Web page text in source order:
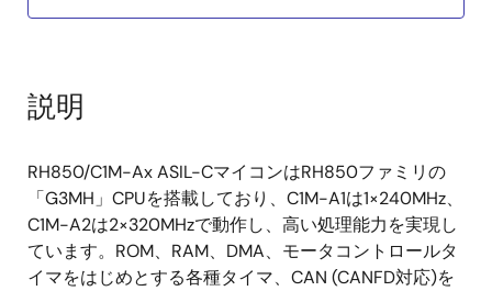
モータ制御:
モータコントロールタイマ (TSG3) 2 or 3ユニッ
ト
R/D コンバータ(RDC3A) 1 or 2ユニット
説明
RH850/C1M-Ax ASIL-CマイコンはRH850ファミリの
「G3MH」CPUを搭載しており、C1M-A1は1×240MHz、
C1M-A2は2×320MHzで動作し、高い処理能力を実現し
ています。ROM、RAM、DMA、モータコントロールタ
イマをはじめとする各種タイマ、CAN (CANFD対応)を